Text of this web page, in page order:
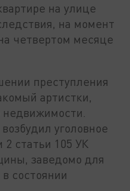
на улице
на момент
четвертом месяце
преступления
артистки,
уголовное
2 статьи 105 УК
заведомо для
состоянии